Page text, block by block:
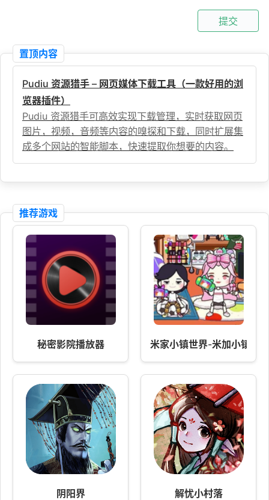
提交
置顶内容
Pudiu 资源猎手 – 网页媒体下载工具（一款好用的浏
览器插件）
Pudiu 资源猎手可高效实现下载管理，实时获取网页
图片，视频，音频等内容的嗅探和下载，同时扩展集
成多个网站的智能脚本，快速提取你想要的内容。
推荐游戏
秘密影院播放器 米家小镇世界-米加小镇2
阴阳界 解忧小村落